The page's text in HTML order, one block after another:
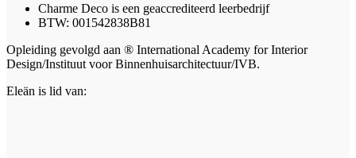
Charme Deco is een geaccrediteerd leerbedrijf
BTW: 001542838B81
Opleiding gevolgd aan ® International Academy for Interior
Design/Instituut voor Binnenhuisarchitectuur/IVB.
Eleän is lid van: